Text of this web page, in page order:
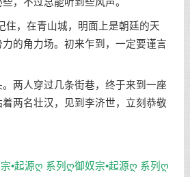
住，在青山城，明面上是朝廷的天
力的角力场。初来乍到，一定要谨言
两人穿过几条街巷，终于来到一座
两名壮汉，见到李济世，立刻恭敬
•起源ღ 系列 ღ御奴宗•起源ღ 系列 ღ